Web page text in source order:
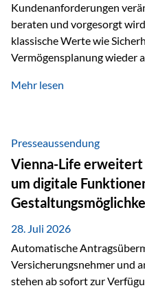
Kundenanforderungen
beraten und vorgesorgt
klassische Werte wie
Vermögensplanung wieder
Blick behalten?
administrative Aufgaben,
schaffen mehr Zeit für das
Beratung. Gerade deshalb
zum entscheidenden
unterstützen, Vertrauen
persönlichen Gespräch. Bei
Mehr lesen
Presseaussendung
Vienna-Life
um digitale
28. Juli 2026
Automatische
Versicherungsnehmer und
stehen ab sofort zur